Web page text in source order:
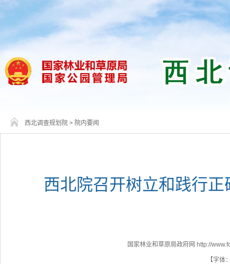
西北调查规划院 > 院内要闻
西北院召开树立和践行
国家林业和草原局政府网 http://
【字体